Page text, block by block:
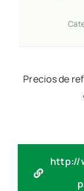
Contacto
Precios de
http://